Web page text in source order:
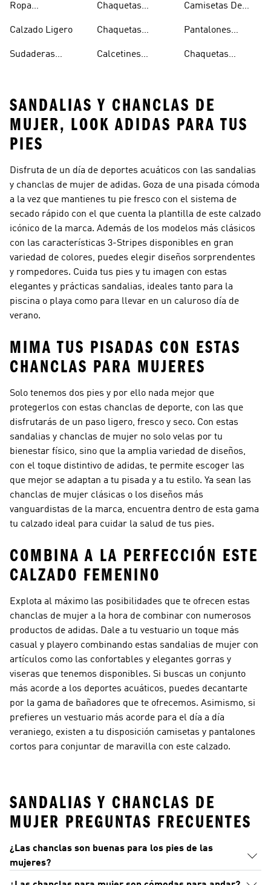
Niños
Ropa
Calzado Ligero
Sudaderas
Chaquetas
Hombre
Chaquetas
Mujer
Calcetines
Camisetas De
Pantalones
Chaquetas
SANDALIAS Y CHANCLAS DE
MUJER, LOOK ADIDAS PARA TUS
PIES
Disfruta de un día de deportes acuáticos con las sandalias
y chanclas de mujer de adidas. Goza de una pisada cómoda
a la vez que mantienes tu pie fresco con el sistema de
secado rápido con el que cuenta la plantilla de este calzado
icónico de la marca. Además de los modelos más clásicos
con las características 3-Stripes disponibles en gran
variedad de colores, puedes elegir diseños sorprendentes
y rompedores. Cuida tus pies y tu imagen con estas
elegantes y prácticas sandalias, ideales tanto para la
piscina o playa como para llevar en un caluroso día de
verano.
MIMA TUS PISADAS CON ESTAS
CHANCLAS PARA MUJERES
Solo tenemos dos pies y por ello nada mejor que
protegerlos con estas chanclas de deporte, con las que
disfrutarás de un paso ligero, fresco y seco. Con estas
sandalias y chanclas de mujer no solo velas por tu
bienestar físico, sino que la amplia variedad de diseños,
con el toque distintivo de adidas, te permite escoger las
que mejor se adaptan a tu pisada y a tu estilo. Ya sean las
chanclas de mujer clásicas o los diseños más
vanguardistas de la marca, encuentra dentro de esta gama
tu calzado ideal para cuidar la salud de tus pies.
COMBINA A LA PERFECCIÓN ESTE
CALZADO FEMENINO
Explota al máximo las posibilidades que te ofrecen estas
chanclas de mujer a la hora de combinar con numerosos
productos de adidas. Dale a tu vestuario un toque más
casual y playero combinando estas sandalias de mujer con
artículos como las confortables y elegantes gorras y
viseras que tenemos disponibles. Si buscas un conjunto
más acorde a los deportes acuáticos, puedes decantarte
por la gama de bañadores que te ofrecemos. Asimismo, si
prefieres un vestuario más acorde para el día a día
veraniego, existen a tu disposición camisetas y pantalones
cortos para conjuntar de maravilla con este calzado.
SANDALIAS Y CHANCLAS DE
MUJER PREGUNTAS FRECUENTES
¿Las chanclas son buenas para los pies de las
mujeres?